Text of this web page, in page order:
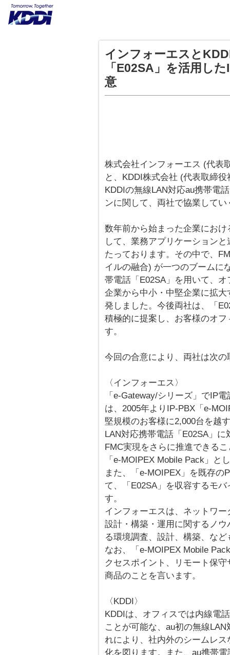
インフォーエスと
「E02SA」を活用し
意
株式会社インフォーエス (代表
と、KDDI株式会社 (代表取締
KDDIの無線LAN対応au携帯電
ンに関して、両社で協業して
数年前から始まった企業にお
して、業務アプリケーション
たっております。その中で、
イルの融合) が一つのブームに
帯電話「E02SA」を用いて、
企業から中小・中堅企業に拡
発しました。今後両社は、「
積極的に提案し、お客様のオ
す。
今回の合意により、両社は次
〈インフォーエス〉
「e-Gateway/シリーズ」でIP
は、2005年よりIP-PBX「e-
堅規模のお客様に2,000台を越
LAN対応携帯電話「E02SA」
FMC実現をさらに推進できる
「e-MOIPEX Mobile Pack」と
また、「e-MOIPEX」を既存の
て、「E02SA」を収容するモ
す。
インフォーエスは、ネットワ
設計・構築・運用に関するノ
る環境調査、設計、構築、な
なお、「e-MOIPEX Mobile
クセスポイント、リモート保
商品のことを言います。
〈KDDI〉
KDDIは、オフィスでは内線電
ことが可能な、au初の無線
れにより、社内外のシームレ
化を図ります。また、au携帯